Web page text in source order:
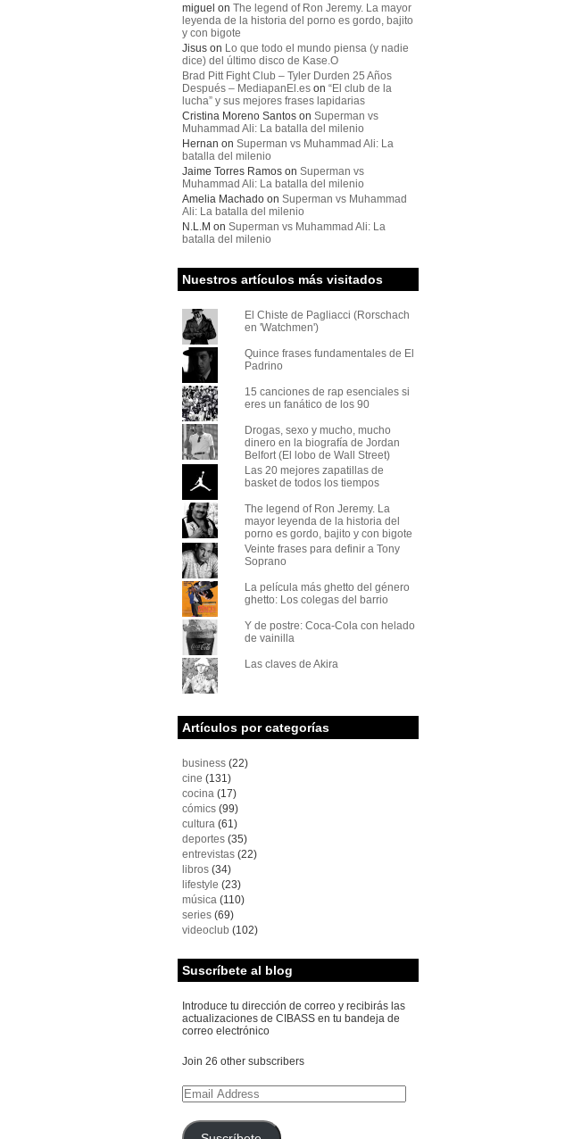
miguel on The legend of Ron Jeremy. La mayor
leyenda de la historia del porno es gordo, bajito
y con bigote
Jisuson Lo que todo el mundo piensa (y nadie
dice) del último disco de Kase.O
Brad Pitt Fight Club – Tyler Durden 25 Años
Después – MediapanEl.eson “El club de la
lucha” y sus mejores frases lapidarias
Cristina Moreno Santoson Superman vs
Muhammad Ali: La batalla del milenio
Hernan on Superman vs Muhammad Ali: La
batalla del milenio
Jaime Torres Ramoson Superman vs
Muhammad Ali: La batalla del milenio
Amelia Machadoon Superman vs Muhammad
Ali: La batalla del milenio
N.L.M on Superman vs Muhammad Ali: La
batalla del milenio
Nuestros artículos más visitados
El Chiste de Pagliacci (Rorschach
en 'Watchmen')
Quince frases fundamentales de El
Padrino
15 canciones de rap esenciales si
eres un fanático de los 90
Drogas, sexo y mucho, mucho
dinero en la biografía de Jordan
Belfort (El lobo de Wall Street)
Las 20 mejores zapatillas de
basket de todos los tiempos
The legend of Ron Jeremy. La
mayor leyenda de la historia del
porno es gordo, bajito y con bigote
Veinte frases para definir a Tony
Soprano
La película más ghetto del género
ghetto: Los colegas del barrio
Y de postre: Coca-Cola con helado
de vainilla
Las claves de Akira
Artículos por categorías
business(22)
cine (131)
cocina(17)
cómics(99)
cultura(61)
deportes(35)
entrevistas(22)
libros(34)
lifestyle (23)
música(110)
series(69)
videoclub (102)
Suscríbete al blog
Introduce tu dirección de correo y recibirás las
actualizaciones de CIBASS en tu bandeja de
correo electrónico
Join 26 other subscribers
Email
Address